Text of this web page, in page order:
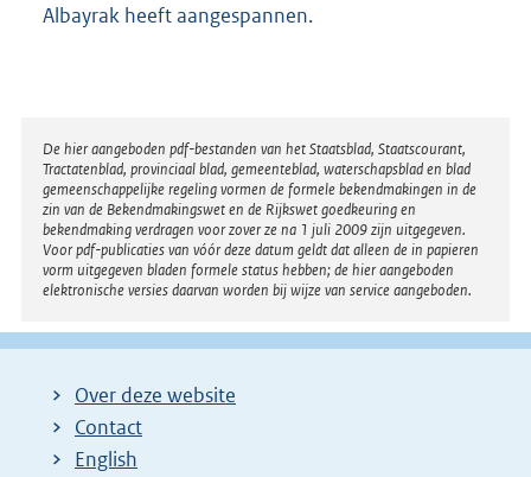
Albayrak heeft aangespannen.
Disclaimer
De hier aangeboden pdf-bestanden van het Staatsblad, Staatscourant,
Tractatenblad, provinciaal blad, gemeenteblad, waterschapsblad en blad
gemeenschappelijke regeling vormen de formele bekendmakingen in de
zin van de Bekendmakingswet en de Rijkswet goedkeuring en
bekendmaking verdragen voor zover ze na 1 juli 2009 zijn uitgegeven.
Voor pdf-publicaties van vóór deze datum geldt dat alleen de in papieren
vorm uitgegeven bladen formele status hebben; de hier aangeboden
elektronische versies daarvan worden bij wijze van service aangeboden.
Over deze website
Contact
English